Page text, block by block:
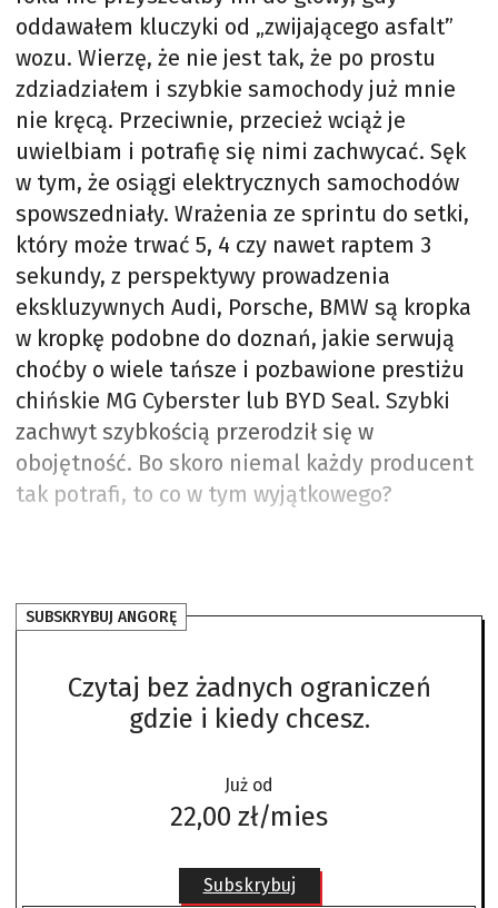
oddawałem kluczyki od „zwijającego asfalt”
wozu. Wierzę, że nie jest tak, że po prostu
zdziadziałem i szybkie samochody już mnie
nie kręcą. Przeciwnie, przecież wciąż je
uwielbiam i potrafię się nimi zachwycać. Sęk
w tym, że osiągi elektrycznych samochodów
spowszedniały. Wrażenia ze sprintu do setki,
który może trwać 5, 4 czy nawet raptem 3
sekundy, z perspektywy prowadzenia
ekskluzywnych Audi, Porsche, BMW są kropka
w kropkę podobne do doznań, jakie serwują
choćby o wiele tańsze i pozbawione prestiżu
chińskie MG Cyberster lub BYD Seal. Szybki
zachwyt szybkością przerodził się w
obojętność. Bo skoro niemal każdy producent
tak potrafi, to co w tym wyjątkowego?
SUBSKRYBUJ ANGORĘ
Czytaj bez żadnych ograniczeń
gdzie i kiedy chcesz.
Już od
22,00 zł/mies
Subskrybuj